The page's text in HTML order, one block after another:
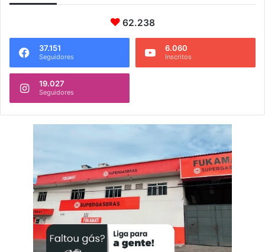
62.238
37.151
Seguidores
6.060
Inscritos
19.027
Seguidores